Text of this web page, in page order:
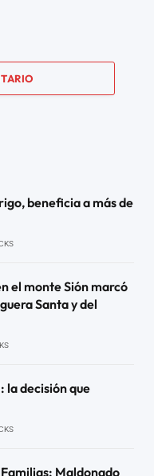
beneficia a más de
el monte Sión marcó
Santa y del
la decisión que
Maldonado